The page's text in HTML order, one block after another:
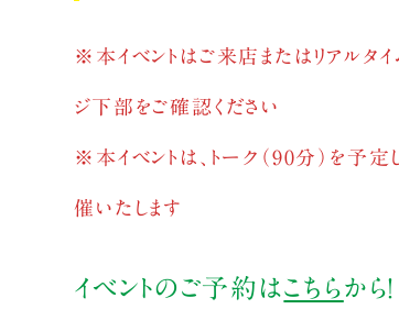
※本イベントはご来店またはリアルタ
ジ下部をご確認ください
※本イベントは、トーク（90分）を予
催いたします
イベントのご予約はこちらから！